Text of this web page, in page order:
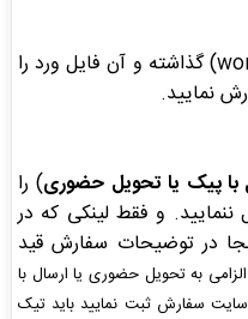
لینک دانلود را در یک فایل ورد (word) گذاشته و آن فایل ورد را
نمایید.
با پیک یا تحویل حضوری) را
و فقط لینکی که در
در توضیحات سفارش قید
به تحویل حضوری یا ارسال با
سفارش ثبت نمایید باید تیک